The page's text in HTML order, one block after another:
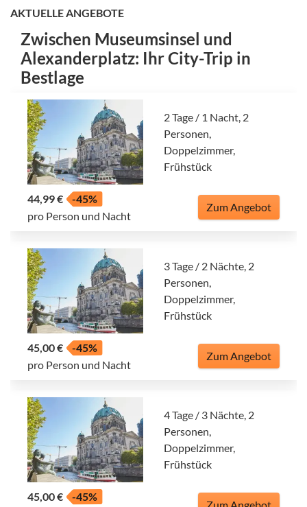
AKTUELLE ANGEBOTE
Zwischen Museumsinsel und
Alexanderplatz: Ihr City-Trip in
Bestlage
2 Tage / 1 Nacht, 2
Personen,
Doppelzimmer,
Frühstück
44,99 €
-45%
pro Person und Nacht
Zum Angebot
3 Tage / 2 Nächte, 2
Personen,
Doppelzimmer,
Frühstück
45,00 €
-45%
pro Person und Nacht
Zum Angebot
4 Tage / 3 Nächte, 2
Personen,
Doppelzimmer,
Frühstück
45,00 €
-45%
Zum Angebot